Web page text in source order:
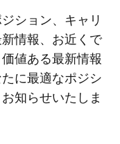
ション、キャリ
情報、お近くで
値ある最新情報
に最適なポジシ
知らせいたしま